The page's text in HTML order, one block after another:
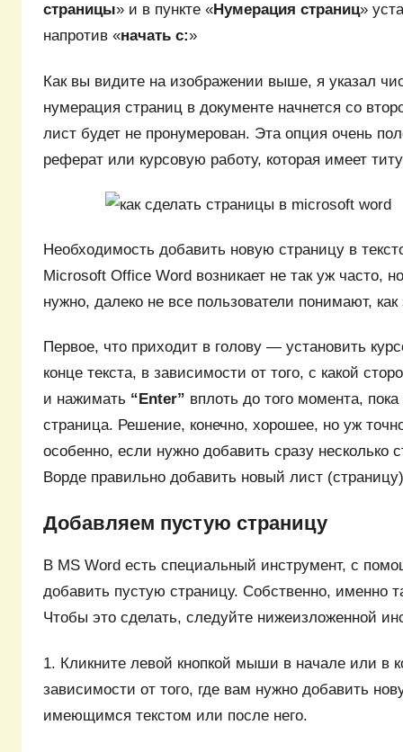
страницы» и в пункте «Нумерация страниц»
напротив «начать с:»
Как вы видите на изображении выше, я указал
нумерация страниц в документе начнется со
лист будет не пронумерован. Эта опция очень
реферат или курсовую работу, которая имеет
Необходимость добавить новую страницу в
Microsoft Office Word возникает не так уж часто,
нужно, далеко не все пользователи понимают, как
Первое, что приходит в голову — установить
конце текста, в зависимости от того, с какой
и нажимать “Enter” вплоть до того момента,
страница. Решение, конечно, хорошее, но уж
особенно, если нужно добавить сразу несколько
Ворде правильно добавить новый лист
Добавляем пустую страницу
В MS Word есть специальный инструмент, с
добавить пустую страницу. Собственно, именно
Чтобы это сделать, следуйте нижеизложенной
1. Кликните левой кнопкой мыши в начале или в
зависимости от того, где вам нужно добавить
имеющимся текстом или после него.